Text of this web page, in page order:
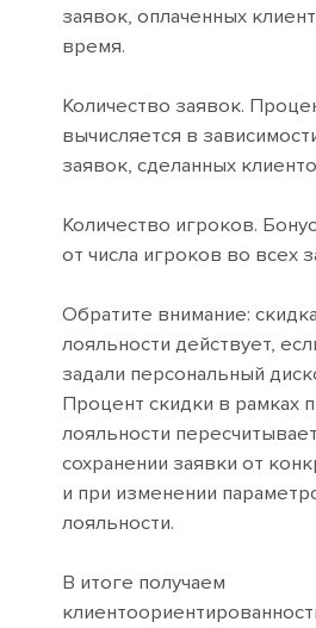
заявок, оплаченных
время.
Количество заявок.
вычисляется в
заявок, сделанных
Количество игроков.
от числа игроков во всех
Обратите внимание:
лояльности действует,
задали персональный
Процент скидки в рамках
лояльности
сохранении заявки от
и при изменении
лояльности.
В итоге получаем